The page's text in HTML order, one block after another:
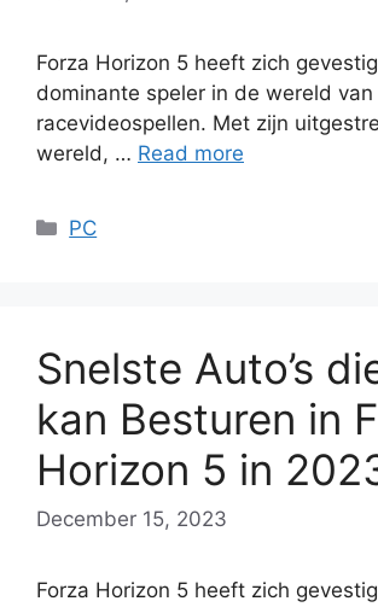
Forza Horizon 5 heeft zich
dominante speler in de wereld van
racevideospellen. Met zijn
wereld, … Read more
Categories
PC
Snelste Auto’s
kan Besturen in
Horizon 5 in
December 15, 2023
Forza Horizon 5 heeft zich